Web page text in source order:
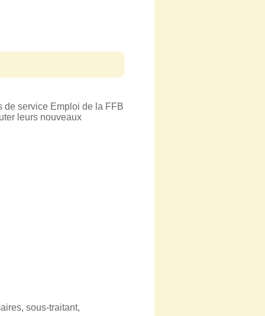
de service Emploi de la FFB
leurs nouveaux
sous-traitant,